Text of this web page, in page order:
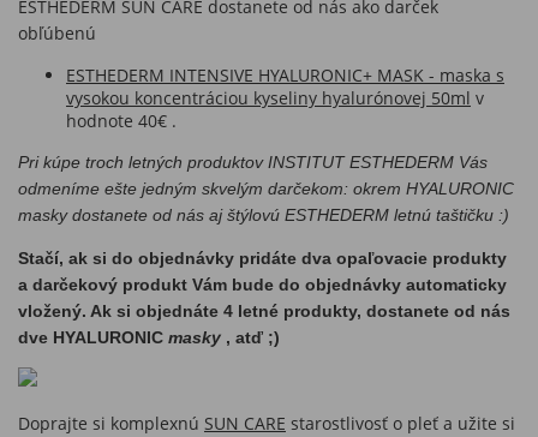
ESTHEDERM SUN CARE dostanete od nás ako darček
obľúbenú
ESTHEDERM INTENSIVE HYALURONIC+ MASK - maska s
vysokou koncentráciou kyseliny hyalurónovej 50ml v
hodnote 40€ .
Pri kúpe troch letných produktov INSTITUT ESTHEDERM Vás
odmeníme ešte jedným skvelým darčekom: okrem HYALURONIC
masky dostanete od nás aj štýlovú ESTHEDERM letnú taštičku :)
Stačí, ak si do objednávky pridáte dva opaľovacie produkty
a darčekový produkt Vám bude do objednávky automaticky
vložený. Ak si objednáte 4 letné produkty, dostanete od nás
dve HYALURONIC masky , atď ;)
Doprajte si komplexnú SUN CARE starostlivosť o pleť a užite si